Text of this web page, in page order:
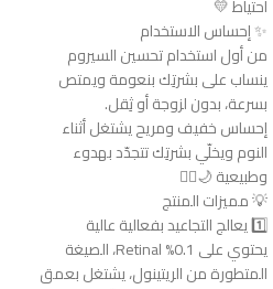
احتياط 💛
✨ إحساس الاستخدام
من أول استخدام تحسين السيروم
ينساب على بشرتِك بنعومة ويمتص
بسرعة، بدون لزوجة أو ثِقل.
إحساس خفيف ومريح يشتغل أثناء
النوم ويخلّي بشرتِك تتجدّد بهدوء
وطبيعية 🌙💆‍♀️
💡 مميزات المنتج
1️⃣ يعالج التجاعيد بفعالية عالية
يحتوي على 0.1% Retinal، الصيغة
المتطورة من الريتينول، يشتغل بعمق